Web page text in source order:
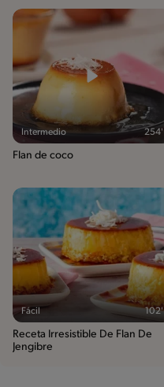
Intermedio 254'
Flan de coco
Fácil 102'
Receta Irresistible De Flan De
Jengibre